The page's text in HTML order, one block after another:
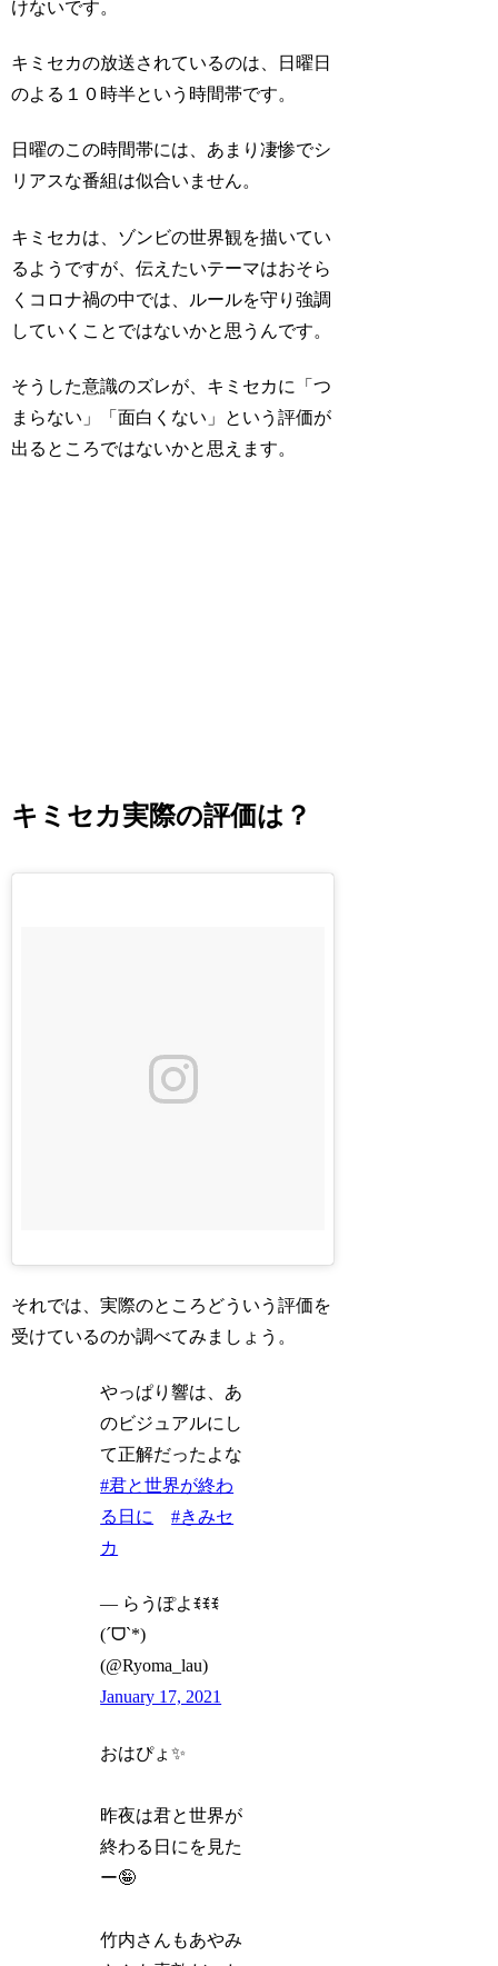
けないです。
キミセカの放送されているのは、日曜日
のよる１０時半という時間帯です。
日曜のこの時間帯には、あまり凄惨でシ
リアスな番組は似合いません。
キミセカは、ゾンビの世界観を描いてい
るようですが、伝えたいテーマはおそら
くコロナ禍の中では、ルールを守り強調
していくことではないかと思うんです。
そうした意識のズレが、キミセカに「つ
まらない」「面白くない」という評価が
出るところではないかと思えます。
キミセカ実際の評価は？
それでは、実際のところどういう評価を
受けているのか調べてみましょう。
やっぱり響は、あ
のビジュアルにし
て正解だったよな
#君と世界が終わ
る日に
#きみセ
カ
— らうぽよꉂꉂꉂ
(ˊᗜˋ*)
(@Ryoma_lau)
January 17, 2021
おはぴょ✨
昨夜は君と世界が
終わる日にを見た
ー🤪
竹内さんもあやみ